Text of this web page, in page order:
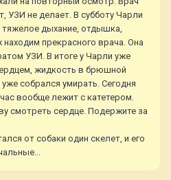
УЗИ не делает. В субботу Чарли
тяжелое дыхание, отдышка,
прекрасного врача. Она
УЗИ. В итоге у Чарли уже
жидкость в брюшной
собрался умирать. Сегодня
вообще лежит с катетером.
смотреть сердце. Подержите за
от собаки один скелет, и его